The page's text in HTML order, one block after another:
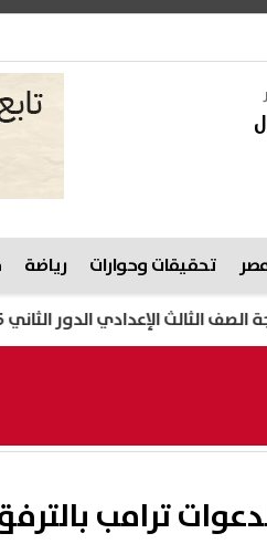
تحقيقات وحوارات رياضة
الإعدادي الدور الثاني 2026
ترامب